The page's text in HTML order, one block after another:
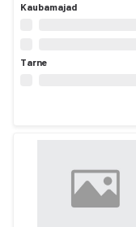
Kaubamajad
Tarne